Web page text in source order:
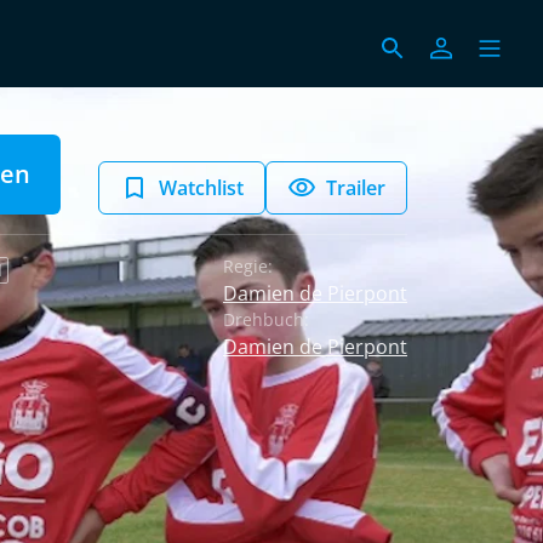
Watchlist Trailer
Regie:
Damien de Pierpont
Drehbuch:
Damien de Pierpont